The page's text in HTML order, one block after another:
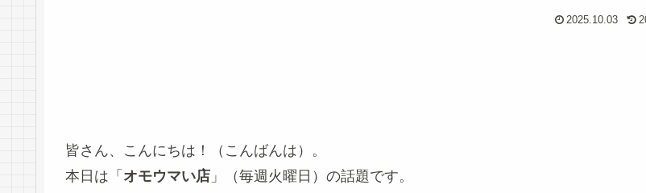
2025.10.03
皆さん、こんにちは！（こんばんは）。
本日は「 オモウマい店 」（毎週火曜日）の話題です。